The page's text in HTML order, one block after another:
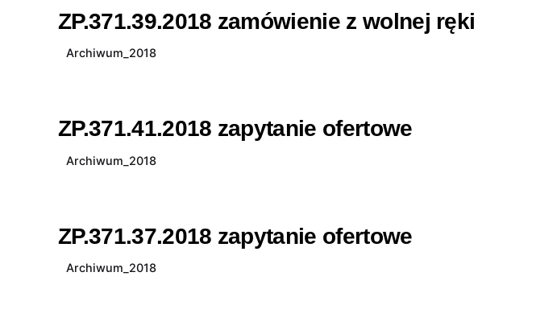
ZP.371.39.2018 zamówienie z wolnej ręki
Archiwum_2018
ZP.371.41.2018 zapytanie ofertowe
Archiwum_2018
ZP.371.37.2018 zapytanie ofertowe
Archiwum_2018